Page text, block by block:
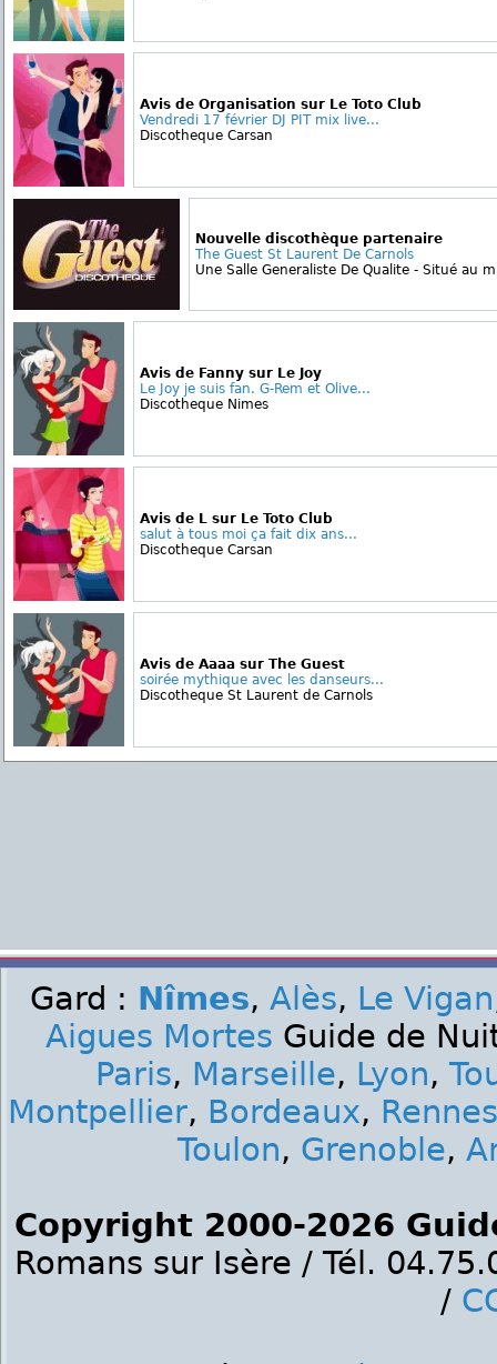
Avis de Organisation sur Le Toto Club
Vendredi 17 février DJ PIT mix live...
Discotheque Carsan
Nouvelle discothèque partenaire
The Guest St Laurent De Carnols
Une Salle Generaliste De Qualite - Situé au
Avis de Fanny sur Le Joy
Le Joy je suis fan. G-Rem et Olive...
Discotheque Nimes
Avis de L sur Le Toto Club
salut à tous moi ça fait dix ans...
Discotheque Carsan
Avis de Aaaa sur The Guest
soirée mythique avec les danseurs...
Discotheque St Laurent de Carnols
Gard : Nîmes, Alès, Le Vigan
Aigues Mortes Guide de
Paris, Marseille, Lyon,
Montpellier, Bordeaux, Rennes
Toulon, Grenoble,
Copyright 2000-2026
Romans sur Isère / Tél.
/